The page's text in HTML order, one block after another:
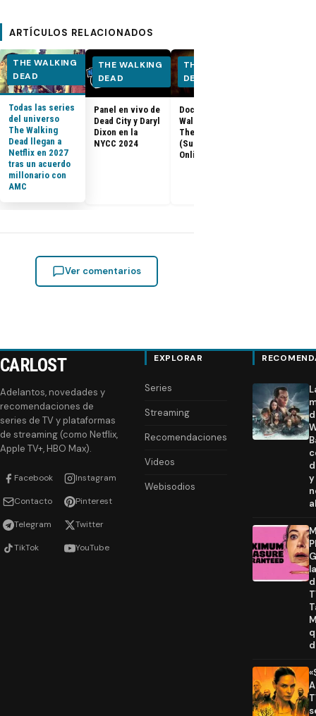
ARTÍCULOS RELACIONADOS
THE WALKING
DEAD
Todas las series
del universo
The Walking
Dead llegan a
Netflix en 2027
tras un acuerdo
millonario con
AMC
THE WALKING
DEAD
Panel en vivo de
Dead City y Daryl
Dixon en la
NYCC 2024
THE WALKING
DEAD
Documental The
Walking Dead:
The Return
(Subtitulado
Online)
Ver comentarios
CARLOST
Adelantos, novedades y
recomendaciones de
series de TV y plataformas
de streaming (como Netflix,
Apple TV+, HBO Max).
Facebook Instagram
Contacto Pinterest
Telegram Twitter
TikTok YouTube
EXPLORAR
Series
Streaming
Recomendaciones
Videos
Webisodios
y